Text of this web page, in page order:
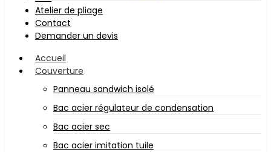
Atelier de pliage
Contact
Demander un devis
Accueil
Couverture
Panneau sandwich isolé
Bac acier régulateur de condensation
Bac acier sec
Bac acier imitation tuile